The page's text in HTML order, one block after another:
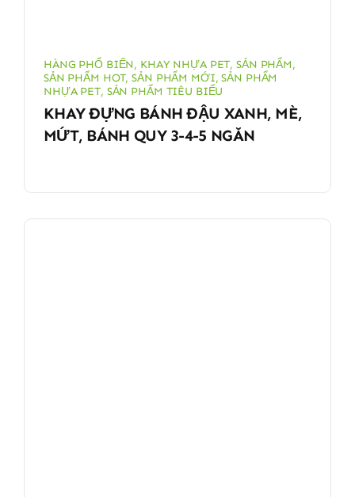
HÀNG PHỔ BIẾN, KHAY NHỰA PET,SẢN PHẨM,
SẢN PHẨM HOT,SẢN PHẨM MỚI,SẢN PHẨM
NHỰA PET, SẢN PHẨM TIÊU BIỂU
KHAY ĐỰNG BÁNH ĐẬU XANH, MÈ,
MỨT, BÁNH QUY 3-4-5 NGĂN